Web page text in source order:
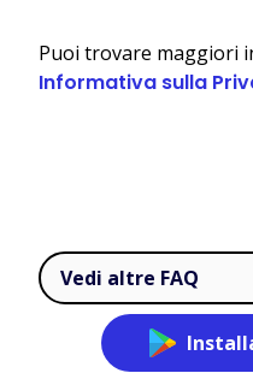
Puoi trovare maggiori
Informativa sulla
Vedi altre FAQ